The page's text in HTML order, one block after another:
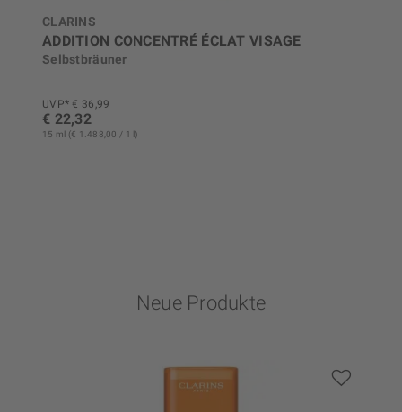
CLARINS
ADDITION CONCENTRÉ ÉCLAT VISAGE
Selbstbräuner
UVP* € 36,99
€ 22,32
15 ml (€ 1.488,00 / 1 l)
Neue Produkte